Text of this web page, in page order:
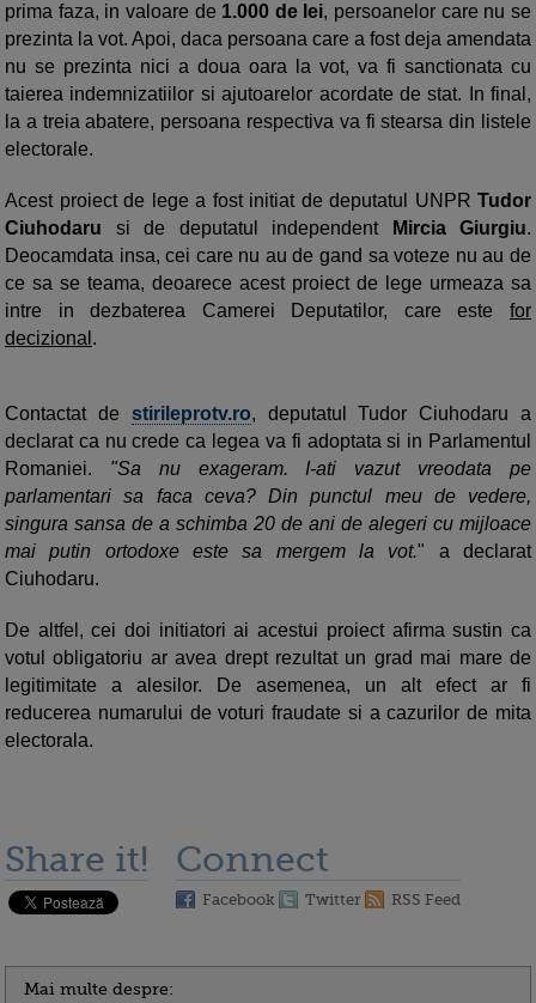
prima faza, in valoare de 1.000 de lei, persoanelor care nu se
prezinta la vot. Apoi, daca persoana care a fost deja amendata
nu se prezinta nici a doua oara la vot, va fi sanctionata cu
taierea indemnizatiilor si ajutoarelor acordate de stat. In final,
la a treia abatere, persoana respectiva va fi stearsa din listele
electorale.
Acest proiect de lege a fost initiat de deputatul UNPR Tudor
Ciuhodaru si de deputatul independent Mircia Giurgiu.
Deocamdata insa, cei care nu au de gand sa voteze nu au de
ce sa se teama, deoarece acest proiect de lege urmeaza sa
intre in dezbaterea Camerei Deputatilor, care este for
decizional .
Contactat de stirileprotv.ro, deputatul Tudor Ciuhodaru a
declarat ca nu crede ca legea va fi adoptata si in Parlamentul
Romaniei. "Sa nu exageram. I-ati vazut vreodata pe
parlamentari sa faca ceva? Din punctul meu de vedere,
singura sansa de a schimba 20 de ani de alegeri cu mijloace
mai putin ortodoxe este sa mergem la vot." a declarat
Ciuhodaru.
De altfel, cei doi initiatori ai acestui proiect afirma sustin ca
votul obligatoriu ar avea drept rezultat un grad mai mare de
legitimitate a alesilor. De asemenea, un alt efect ar fi
reducerea numarului de voturi fraudate si a cazurilor de mita
electorala.
Share it! Connect
Facebook Twitter RSS Feed
Mai multe despre: